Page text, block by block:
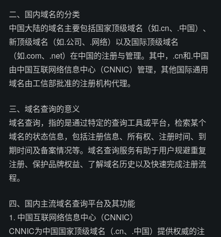
二、国内域名的分类
中国大陆的域名主要包括国家顶级域名（如.cn、.中国）、
新顶级域名（如.公司、.网络）以及国际顶级域名
（如.com、.net）在中国的注册与管理。其中，.cn和.中国
由中国互联网络信息中心（CNNIC）管理，其他国际通用
域名由工信部批准的注册机构代理。
三、域名查询的意义
域名查询，指的是通过特定的查询工具或平台，检索某个
域名的状态信息，包括注册信息、所有权、注册时间、到
期时间及备案情况等。域名查询服务有助于用户规避重复
注册、保护品牌权益、了解域名历史以及快速完成注册流
程。
四、国内主流域名查询平台及其功能
1. 中国互联网络信息中心（CNNIC）
CNNIC为中国国家顶级域名（.cn、.中国）提供权威的注